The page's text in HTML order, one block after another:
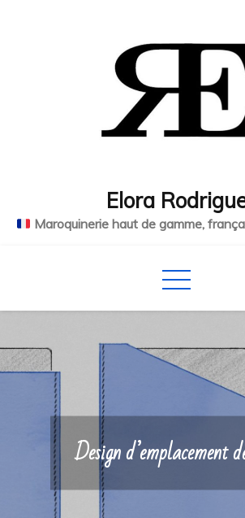
Elora
Maroquinerie haut de gamme,
Design d’emplacement